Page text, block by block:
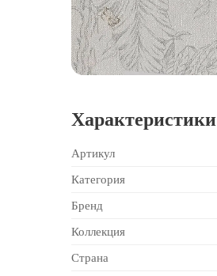
Характеристики
Артикул
Категория
Бренд
Коллекция
Страна